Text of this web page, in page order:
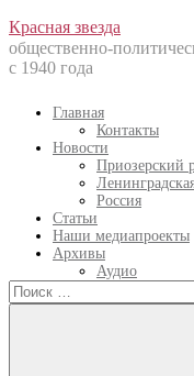
Перейти
к
содержанию
Красная звезда
общественно-
с 1940 года
Главная
Контакты
Новости
Приозерский
Россия
Статьи
Наши медиапроекты
Архивы
Аудио
Искать: